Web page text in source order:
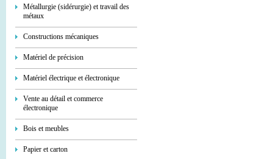
Métallurgie (sidérurgie) et travail des
métaux
Constructions mécaniques
Matériel de précision
Matériel électrique et électronique
Vente au détail et commerce
électronique
Bois et meubles
Papier et carton